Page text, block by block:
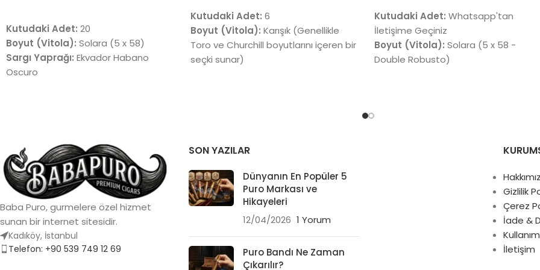
Kutudaki Adet: 20
Boyut (Vitola): Solara (5 x 58)
Sargı Yaprağı: Ekvador Habano
Oscuro
Kutudaki Adet: 6
Boyut (Vitola): Karışık (Genellikle
Toro ve Churchill boyutlarını içeren bir
seçki sunar)
tonlar.
Nikaragua (Karışık menşeli seçkiler
içerir)
Kutudaki Adet: Whatsapp'tan
İletişime Geçiniz
Boyut (Vitola): Solara (5 x 58 -
Double Robusto)
Baba Puro, gurmelere özel hizmet
sunan bir internet sitesidir.
Kadıköy, İstanbul
Telefon: +90 539 749 12 69
SON YAZILAR
Dünyanın En Popüler 5
Puro Markası ve
Hikayeleri
12/04/2026 1 Yorum
Puro Bandı Ne Zaman
Çıkarılır?
Gizlilik
Çerez
İade &
İletişim